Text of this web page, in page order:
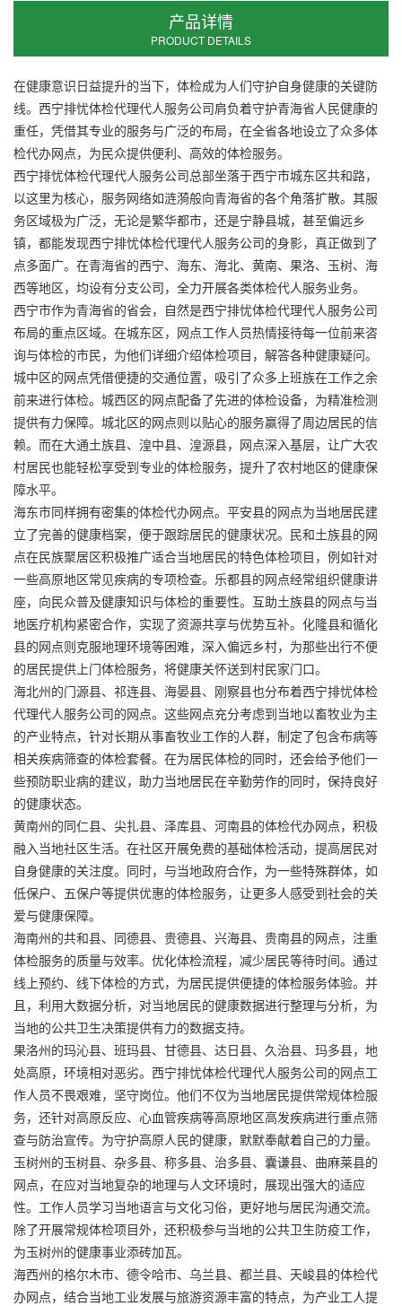
产品详情
PRODUCT DETAILS
在健康意识日益提升的当下，体检成为人们守护自身健康的关键防
线。西宁排忧体检代理代人服务公司肩负着守护青海省人民健康的
重任，凭借其专业的服务与广泛的布局，在全省各地设立了众多体
检代办网点，为民众提供便利、高效的体检服务。
西宁排忧体检代理代人服务公司总部坐落于西宁市城东区共和路，
以这里为核心，服务网络如涟漪般向青海省的各个角落扩散。其服
务区域极为广泛，无论是繁华都市，还是宁静县城，甚至偏远乡
镇，都能发现西宁排忧体检代理代人服务公司的身影，真正做到了
点多面广。在青海省的西宁、海东、海北、黄南、果洛、玉树、海
西等地区，均设有分支公司，全力开展各类体检代人服务业务。
西宁市作为青海省的省会，自然是西宁排忧体检代理代人服务公司
布局的重点区域。在城东区，网点工作人员热情接待每一位前来咨
询与体检的市民，为他们详细介绍体检项目，解答各种健康疑问。
城中区的网点凭借便捷的交通位置，吸引了众多上班族在工作之余
前来进行体检。城西区的网点配备了先进的体检设备，为精准检测
提供有力保障。城北区的网点则以贴心的服务赢得了周边居民的信
赖。而在大通土族县、湟中县、湟源县，网点深入基层，让广大农
村居民也能轻松享受到专业的体检服务，提升了农村地区的健康保
障水平。
海东市同样拥有密集的体检代办网点。平安县的网点为当地居民建
立了完善的健康档案，便于跟踪居民的健康状况。民和土族县的网
点在民族聚居区积极推广适合当地居民的特色体检项目，例如针对
一些高原地区常见疾病的专项检查。乐都县的网点经常组织健康讲
座，向民众普及健康知识与体检的重要性。互助土族县的网点与当
地医疗机构紧密合作，实现了资源共享与优势互补。化隆县和循化
县的网点则克服地理环境等困难，深入偏远乡村，为那些出行不便
的居民提供上门体检服务，将健康关怀送到村民家门口。
海北州的门源县、祁连县、海晏县、刚察县也分布着西宁排忧体检
代理代人服务公司的网点。这些网点充分考虑到当地以畜牧业为主
的产业特点，针对长期从事畜牧业工作的人群，制定了包含布病等
相关疾病筛查的体检套餐。在为居民体检的同时，还会给予他们一
些预防职业病的建议，助力当地居民在辛勤劳作的同时，保持良好
的健康状态。
黄南州的同仁县、尖扎县、泽库县、河南县的体检代办网点，积极
融入当地社区生活。在社区开展免费的基础体检活动，提高居民对
自身健康的关注度。同时，与当地政府合作，为一些特殊群体，如
低保户、五保户等提供优惠的体检服务，让更多人感受到社会的关
爱与健康保障。
海南州的共和县、同德县、贵德县、兴海县、贵南县的网点，注重
体检服务的质量与效率。优化体检流程，减少居民等待时间。通过
线上预约、线下体检的方式，为居民提供便捷的体检服务体验。并
且，利用大数据分析，对当地居民的健康数据进行整理与分析，为
当地的公共卫生决策提供有力的数据支持。
果洛州的玛沁县、班玛县、甘德县、达日县、久治县、玛多县，地
处高原，环境相对恶劣。西宁排忧体检代理代人服务公司的网点工
作人员不畏艰难，坚守岗位。他们不仅为当地居民提供常规体检服
务，还针对高原反应、心血管疾病等高原地区高发疾病进行重点筛
查与防治宣传。为守护高原人民的健康，默默奉献着自己的力量。
玉树州的玉树县、杂多县、称多县、治多县、囊谦县、曲麻莱县的
网点，在应对当地复杂的地理与人文环境时，展现出强大的适应
性。工作人员学习当地语言与文化习俗，更好地与居民沟通交流。
除了开展常规体检项目外，还积极参与当地的公共卫生防疫工作，
为玉树州的健康事业添砖加瓦。
海西州的格尔木市、德令哈市、乌兰县、都兰县、天峻县的体检代
办网点，结合当地工业发展与旅游资源丰富的特点，为产业工人提